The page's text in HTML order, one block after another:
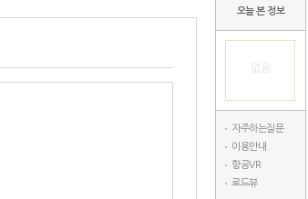
오늘 본 정보
없음
자주하는질문
이용안내
항공VR
로드뷰